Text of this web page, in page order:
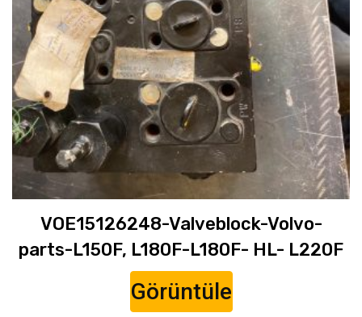
VOE15126248-Valveblock-Volvo-
parts-L150F, L180F-L180F- HL- L220F
Görüntüle